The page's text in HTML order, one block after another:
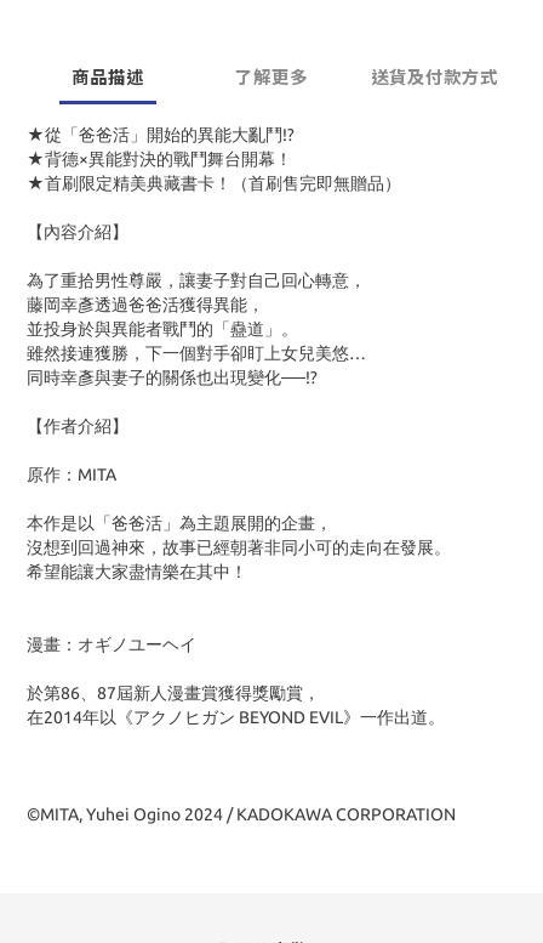
商品描述 了解更多 送貨及付款方式
★從「爸爸活」開始的異能大亂鬥!?
★背德×異能對決的戰鬥舞台開幕！
★首刷限定精美典藏書卡！（首刷售完即無贈品）
【內容介紹】
為了重拾男性尊嚴，讓妻子對自己回心轉意，
藤岡幸彥透過爸爸活獲得異能，
並投身於與異能者戰鬥的「蠱道」。
雖然接連獲勝，下一個對手卻盯上女兒美悠…
同時幸彥與妻子的關係也出現變化──!?
【作者介紹】
原作：MITA
本作是以「爸爸活」為主題展開的企畫，
沒想到回過神來，故事已經朝著非同小可的走向在發展。
希望能讓大家盡情樂在其中！
漫畫：オギノユーヘイ
於第86、87屆新人漫畫賞獲得獎勵賞，
在2014年以《アクノヒガン BEYOND EVIL》一作出道。
©MITA, Yuhei Ogino 2024 / KADOKAWA CORPORATION